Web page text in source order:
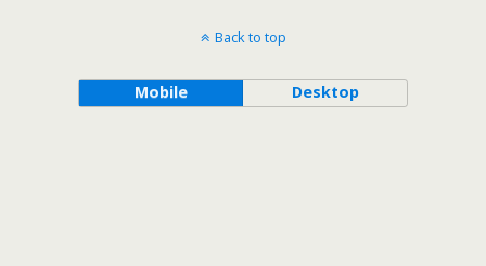
Back to top
Mobile Desktop